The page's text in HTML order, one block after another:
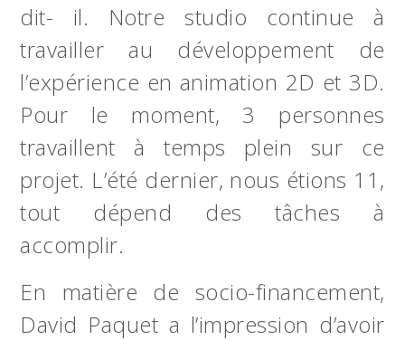
dit- il. Notre studio continue à
travailler au développement de
l’expérience en animation 2D et 3D.
Pour le moment, 3 personnes
travaillent à temps plein sur ce
projet. L’été dernier, nous étions 11,
tout dépend des tâches à
accomplir.
En matière de socio-financement,
David Paquet a l’impression d’avoir